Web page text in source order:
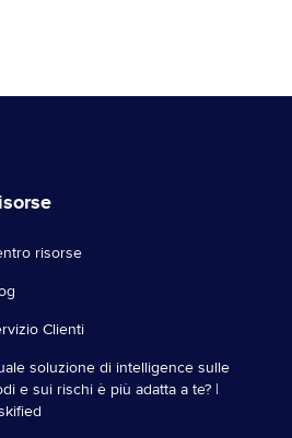
risorse
Clienti
soluzione di intelligence sulle
e sui rischi è più adatta a te? |